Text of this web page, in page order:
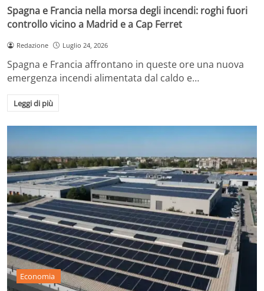
Spagna e Francia nella morsa degli incendi: roghi fuori
controllo vicino a Madrid e a Cap Ferret
Redazione Luglio 24, 2026
Spagna e Francia affrontano in queste ore una nuova
emergenza incendi alimentata dal caldo e…
Leggi di più
Economia